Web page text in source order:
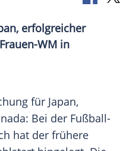
erfolgreicher
WM in
für Japan,
: Bei der Fußball-
hat der frühere